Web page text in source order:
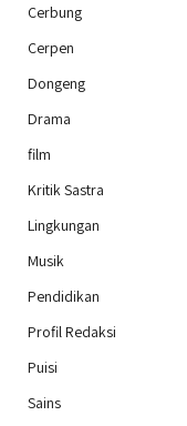
Cerbung
Cerpen
Dongeng
Drama
film
Kritik Sastra
Lingkungan
Musik
Pendidikan
Profil Redaksi
Puisi
Sains